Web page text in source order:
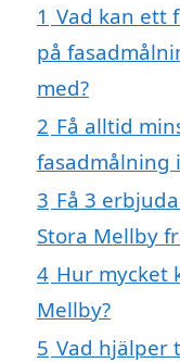
1 Vad kan ett
på
med?
2 Få alltid
fasadmålning
3 Få 3
Stora Mellby
4 Hur mycket
Mellby?
5 Vad hjälper